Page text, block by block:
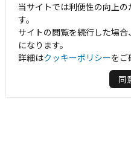
当サイトでは利便性の向上
す。
サイトの閲覧を続行した場
になります。
詳細はクッキーポリシーをご
同